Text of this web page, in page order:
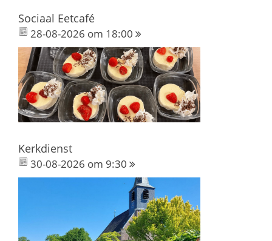
Sociaal Eetcafé
28-08-2026 om 18:00
Kerkdienst
30-08-2026 om 9:30